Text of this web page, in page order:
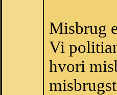
Misbrug
Vi
hvori